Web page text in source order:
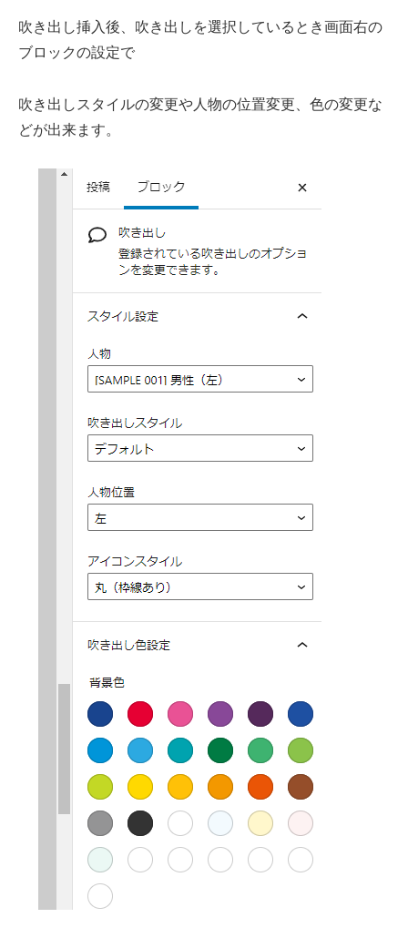
吹き出し挿入後、吹き出しを選択しているとき画面右の
ブロックの設定で
吹き出しスタイルの変更や人物の位置変更、色の変更な
どが出来ます。